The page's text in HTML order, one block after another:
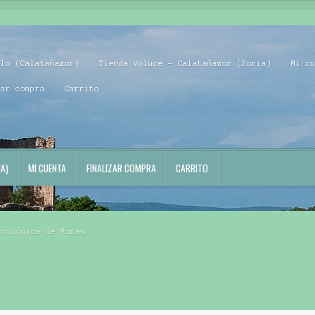
(Calatañazor) Tienda Voluce – Calatañazor (Soria) Mi
compra Carrito
MI CUENTA FINALIZAR COMPRA CARRITO
de Moras